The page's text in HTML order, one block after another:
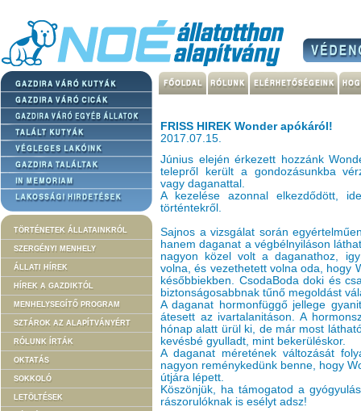
TÖRTÉNETEK ÁLLATAINKRÓL
SZERGÉNYI MENHELY
ÁLLATI HÍREK
HÍREK A GAZDIKTÓL
MENHELYSEGÍTŐ PROGRAM
SZTÁROK AZ ALAPÍTVÁNYÉRT
RÓLUNK ÍRTÁK
OKTATÁS
SOKKOLÓ
LETÖLTÉSEK
FRISS HIREK Wonder apókáról!
2017.07.15.
Június elején érkezett hozzánk
telepről került a gondozásunkba
vagy daganattal.
A kezelése azonnal elkezdődött,
történtekről.
Sajnos a vizsgálat során
hanem daganat a végbélnyiláson
nagyon közel volt a daganathoz,
volna, és vezethetett volna oda, hogy
későbbiekben. CsodaBoda doki és
biztonságosabbnak tűnő megoldást
A daganat hormonfüggő jellege
átesett az ivartalanitáson. A
hónap alatt ürül ki, de már most
kevésbé gyulladt, mint bekerüléskor.
A daganat méretének változását
nagyon reménykedünk benne, hogy
útjára lépett.
Köszönjük, ha támogatod a
rászorulóknak is esélyt adsz!